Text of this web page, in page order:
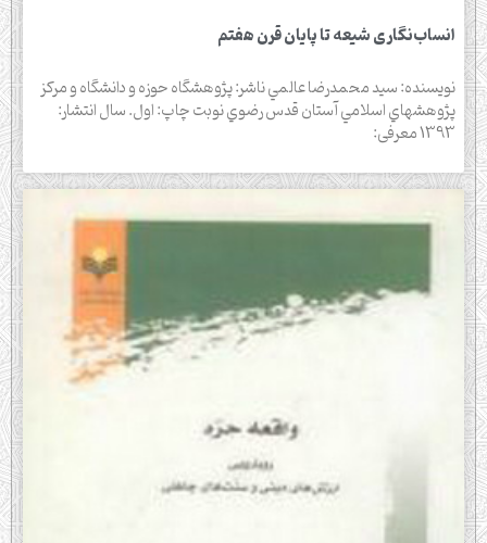
انساب‌نگاری شیعه تا پایان قرن هفتم
نويسنده: سيد محمدرضا عالمي ناشر: پژوهشگاه حوزه و دانشگاه و مركز
پژوهشهاي اسلامي آستان قدس رضوي نوبت چاپ: اول. سال انتشار:
1393 معرفی: